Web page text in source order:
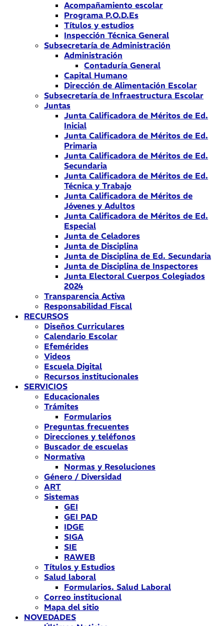
Acompañamiento escolar
Programa P.O.D.Es
Títulos y estudios
Inspección Técnica General
Subsecretaría de Administración
Administración
Contaduría General
Capital Humano
Dirección de Alimentación Escolar
Subsecretaría de Infraestructura Escolar
Juntas
Junta Calificadora de Méritos de Ed.
Inicial
Junta Calificadora de Méritos de Ed.
Primaria
Junta Calificadora de Méritos de Ed.
Secundaria
Junta Calificadora de Méritos de Ed.
Técnica y Trabajo
Junta Calificadora de Méritos de
Jóvenes y Adultos
Junta Calificadora de Méritos de Ed.
Especial
Junta de Celadores
Junta de Disciplina
Junta de Disciplina de Ed. Secundaria
Junta de Disciplina de Inspectores
Junta Electoral Cuerpos Colegiados
2024
Transparencia Activa
Responsabilidad Fiscal
RECURSOS
Diseños Curriculares
Calendario Escolar
Efemérides
Videos
Escuela Digital
Recursos institucionales
SERVICIOS
Educacionales
Trámites
Formularios
Preguntas frecuentes
Direcciones y teléfonos
Buscador de escuelas
Normativa
Normas y Resoluciones
Género / Diversidad
ART
Sistemas
GEI
GEI PAD
IDGE
SIGA
SIE
RAWEB
Títulos y Estudios
Salud laboral
Formularios. Salud Laboral
Correo institucional
Mapa del sitio
NOVEDADES